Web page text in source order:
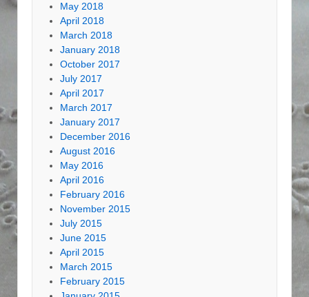
May 2018
April 2018
March 2018
January 2018
October 2017
July 2017
April 2017
March 2017
January 2017
December 2016
August 2016
May 2016
April 2016
February 2016
November 2015
July 2015
June 2015
April 2015
March 2015
February 2015